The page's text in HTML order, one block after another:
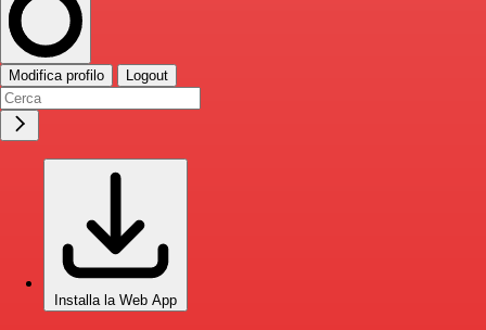
Modifica profilo Logout
Installa la Web App